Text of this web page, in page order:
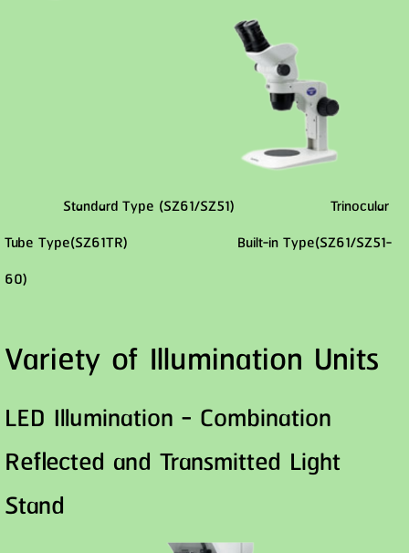
Standard Type (SZ61/SZ51)
Trinocular
Tube Type(SZ61TR) Built-in Type(SZ61/SZ51-
60)
Variety of Illumination Units
LED Illumination - Combination
Reflected and Transmitted Light
Stand